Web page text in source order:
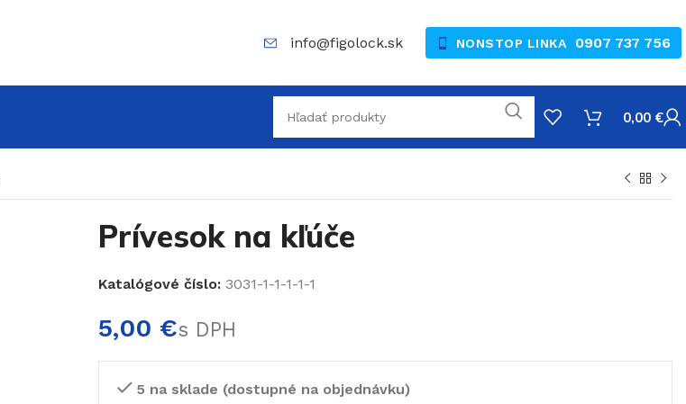
info@figolock.sk NONSTOP LINKA 0907 737 756
0,00 €
Prívesok na kľúče
Katalógové číslo: 3031-1-1-1-1-1
€
5 na sklade (dostupné na objednávku)